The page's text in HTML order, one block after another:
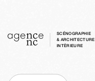
SCÉNOGRAPHIE
& ARCHITECTURE
INTÈRIEURE